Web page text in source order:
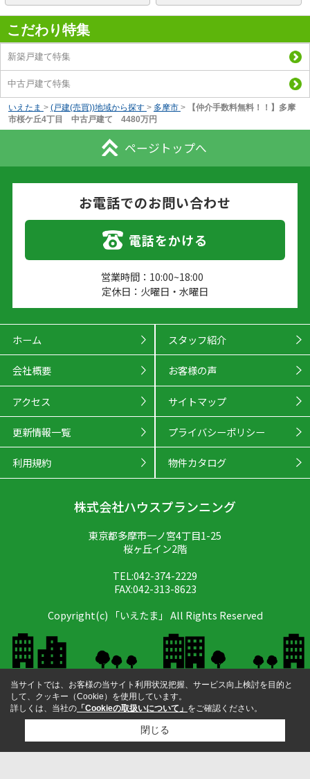
こだわり特集
新築戸建て特集
中古戸建て特集
いえたま > (戸建(売買))地域から探す > 多摩市 >
【仲介手数料無料！！】多摩
市桜ケ丘4丁目 中古戸建て 4480万円
ページトップへ
お電話でのお問い合わせ
電話をかける
営業時間：10:00~18:00
定休日：火曜日・水曜日
ホーム スタッフ紹介
会社概要 お客様の声
アクセス サイトマップ
更新情報一覧 プライバシーポリシー
利用規約 物件カタログ
株式会社ハウスプランニング
東京都多摩市一ノ宮4丁目1-25
桜ヶ丘イン2階
TEL:042-374-2229
FAX:042-313-8623
Copyright(c) 「いえたま」 All Rights Reserved
当サイトでは、お客様の当サイト利用状況把握、サービス向上検討を目的と
して、クッキー（Cookie）を使用しています。
詳しくは、当社の 「Cookieの取扱いについて」 をご確認ください。
閉じる